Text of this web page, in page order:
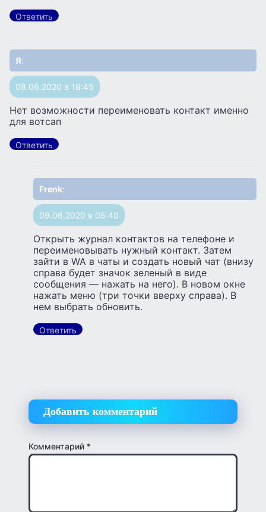
Ответить
Я:
08.06.2020 в 18:45
Нет возможности переименовать контакт именно
для вотсап
Ответить
Frenk:
09.06.2020 в 05:40
Открыть журнал контактов на телефоне и
переименовывать нужный контакт. Затем
зайти в WA в чаты и создать новый чат (внизу
справа будет значок зеленый в виде
сообщения — нажать на него). В новом окне
нажать меню (три точки вверху справа). В
нем выбрать обновить.
Ответить
Добавить комментарий
Комментарий *